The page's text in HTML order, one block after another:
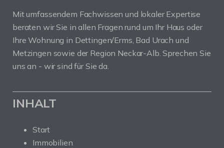
Mit umfassendem Fachwissen und lokaler Expertise
beraten wir Sie in allen Fragen rund um Ihr Haus oder
Ihre Wohnung in Dettingen/Erms, Bad Urach und
Metzingen sowie der Region Neckar-Alb. Sprechen Sie
uns an - wir sind für Sie da.
INHALT
Start
Immobilien